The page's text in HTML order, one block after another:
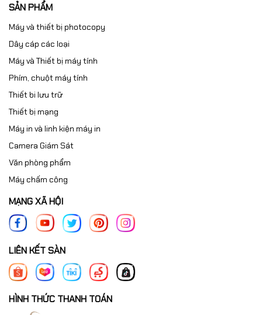
SẢN PHẨM
Máy và thiết bị photocopy
Dây cáp các loại
Máy và Thiết bị máy tính
Phím, chuột máy tính
Thiết bi lưu trữ
Thiết bị mạng
Máy in và linh kiện máy in
Camera Giám Sát
Văn phòng phẩm
Máy chấm công
MẠNG XÃ HỘI
LIÊN KẾT SÀN
HÌNH THỨC THANH TOÁN